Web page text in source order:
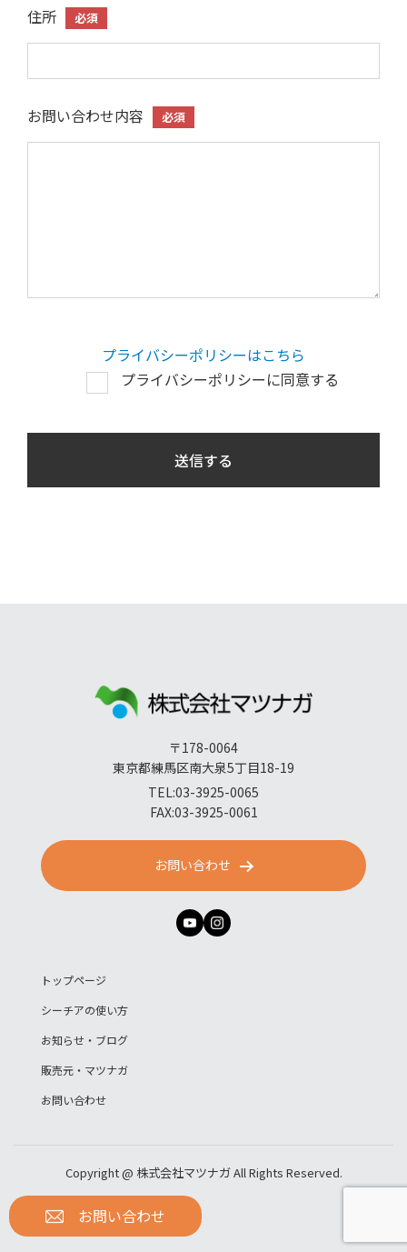
お問い合わせ
住所 必須
お問い合わせ内容 必須
プライバシーポリシーはこちら
プライバシーポリシーに同意する
〒178-0064
東京都練馬区南大泉5丁目18-19
TEL:03-3925-0065
FAX:03-3925-0061
お問い合わせ
トップページ
シーチアの使い方
お知らせ・ブログ
販売元・マツナガ
お問い合わせ
Copyright @ 株式会社マツナガ All Rights Reserved.